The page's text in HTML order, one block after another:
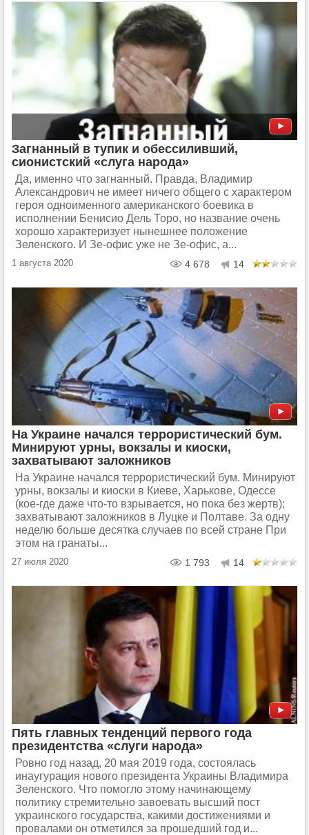
Загнанный в тупик и обессиливший,
сионистский «слуга народа»
Да, именно что загнанный. Правда, Владимир
Александрович не имеет ничего общего с характером
героя одноименного американского боевика в
исполнении Бенисио Дель Торо, но название очень
хорошо характеризует нынешнее положение
Зеленского. И Зе-офис уже не Зе-офис, а...
1 августа 2020 4 678 14
На Украине начался террористический бум.
Минируют урны, вокзалы и киоски,
захватывают заложников
На Украине начался террористический бум. Минируют
урны, вокзалы и киоски в Киеве, Харькове, Одессе
(кое-где даже что-то взрывается, но пока без жертв);
захватывают заложников в Луцке и Полтаве. За одну
неделю больше десятка случаев по всей стране При
этом на гранаты...
27 июля 2020 1 793 14
Пять главных тенденций первого года
президентства «слуги народа»
Ровно год назад, 20 мая 2019 года, состоялась
инаугурация нового президента Украины Владимира
Зеленского. Что помогло этому начинающему
политику стремительно завоевать высший пост
украинского государства, какими достижениями и
провалами он отметился за прошедший год и...